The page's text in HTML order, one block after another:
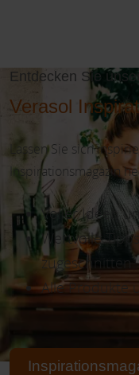
Entdecken Sie
Verasol
Lassen Sie sich
Inspirationsmagazin
Voller Ideen
Wertvolle
zugeschnitten
Alle Produkte